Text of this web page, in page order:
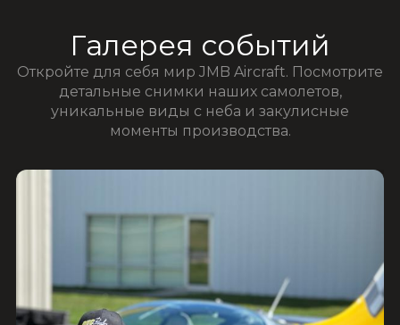
Галерея событий
Откройте для себя мир JMB Aircraft. Посмотрите
детальные снимки наших самолетов,
уникальные виды с неба и закулисные
моменты производства.